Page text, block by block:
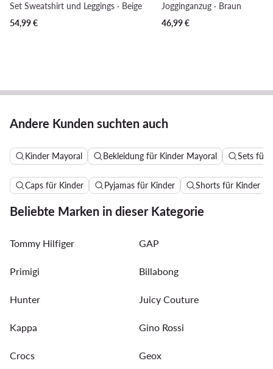
Set Sweatshirt und Leggings · Beige
54,99€
Jogginganzug · Braun
46,99€
Andere Kunden suchten auch
Kinder Mayoral Bekleidung für Kinder Mayoral Sets für
Caps für Kinder Pyjamas für Kinder Shorts für Kinder
Beliebte Marken in dieser Kategorie
Tommy Hilfiger GAP
Primigi Billabong
Hunter Juicy Couture
Kappa Gino Rossi
Crocs Geox